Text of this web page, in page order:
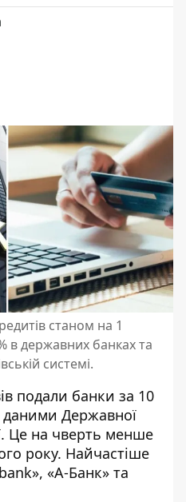
станом на 1
в державних банках та
системі.
подали банки за 10
даними Державної
Це на чверть менше
року. Найчастіше
«А-Банк» та